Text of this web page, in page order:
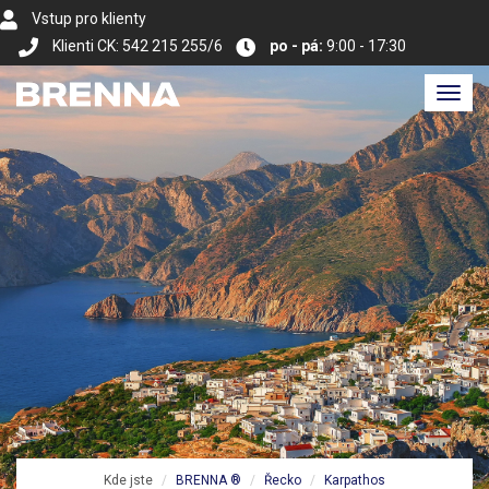
Vstup pro klienty
Klienti CK: 542 215 255/6
po - pá: 9:00 - 17:30
Kde jste BRENNA ® Řecko Karpathos